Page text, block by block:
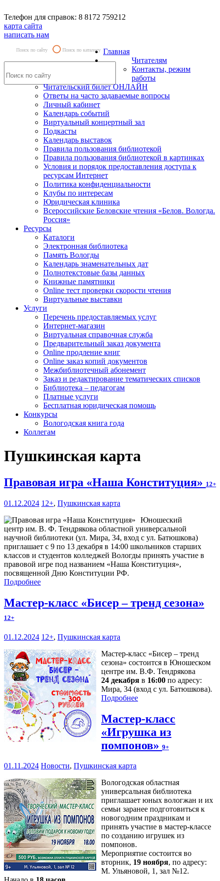
Телефон для справок: 8 8172 759212
карта сайта
написать нам
Поиск по сайту Поиск по каталогу Главная
Читателям
Контакты, режим
работы
Читательский билет ОНЛАЙН
Ответы на часто задаваемые вопросы
Личный кабинет
Календарь событий
Виртуальный концертный зал
Подкасты
Календарь выставок
Правила пользования библиотекой
Правила пользования библиотекой в картинках
Условия и порядок предоставления доступа к
ресурсам Интернет
Политика конфиденциальности
Клубы по интересам
Юридическая клиника
Всероссийские Беловские чтения «Белов. Вологда.
Россия»
Ресурсы
Каталоги
Электронная библиотека
Память Вологды
Календарь знаменательных дат
Полнотекстовые базы данных
Книжные памятники
Online тест проверки скорости чтения
Виртуальные выставки
Услуги
Перечень предоставляемых услуг
Интернет-магазин
Виртуальная справочная служба
Предварительный заказ документа
Online продление книг
Online заказ копий документов
Межбиблиотечный абонемент
Заказ и редактирование тематических списков
Библиотека – педагогам
Платные услуги
Бесплатная юридическая помощь
Конкурсы
Вологодская книга года
Коллегам
Пушкинская карта
Правовая игра «Наша Конституция» 12+
01.12.2024 12+, Пушкинская карта
Юношеский
центр им. В. Ф. Тендрякова областной универсальной
научной библиотеки (ул. Мира, 34, вход с ул. Батюшкова)
приглашает с 9 по 13 декабря в 14:00 школьников старших
классов и студентов колледжей Вологды принять участие в
правовой игре под названием «Наша Конституция»,
посвященной Дню Конституции РФ.
Подробнее
Мастер-класс «Бисер – тренд сезона»
12+
01.12.2024 12+, Пушкинская карта
Мастер-класс «Бисер – тренд
сезона» состоится в Юношеском
центре им. В.Ф. Тендрякова
24 декабря в 16:00 по адресу:
Мира, 34 (вход с ул. Батюшкова).
Подробнее
Мастер-класс
«Игрушка из
помпонов» 9+
01.11.2024 Новости, Пушкинская карта
Вологодская областная
универсальная библиотека
приглашает юных вологжан и их
семьи заранее подготовиться к
новогодним праздникам и
принять участие в мастер-классе
по созданию игрушек из
помпонов.
Мероприятие состоится во
вторник, 19 ноября, по адресу:
М. Ульяновой, 1, зал №12.